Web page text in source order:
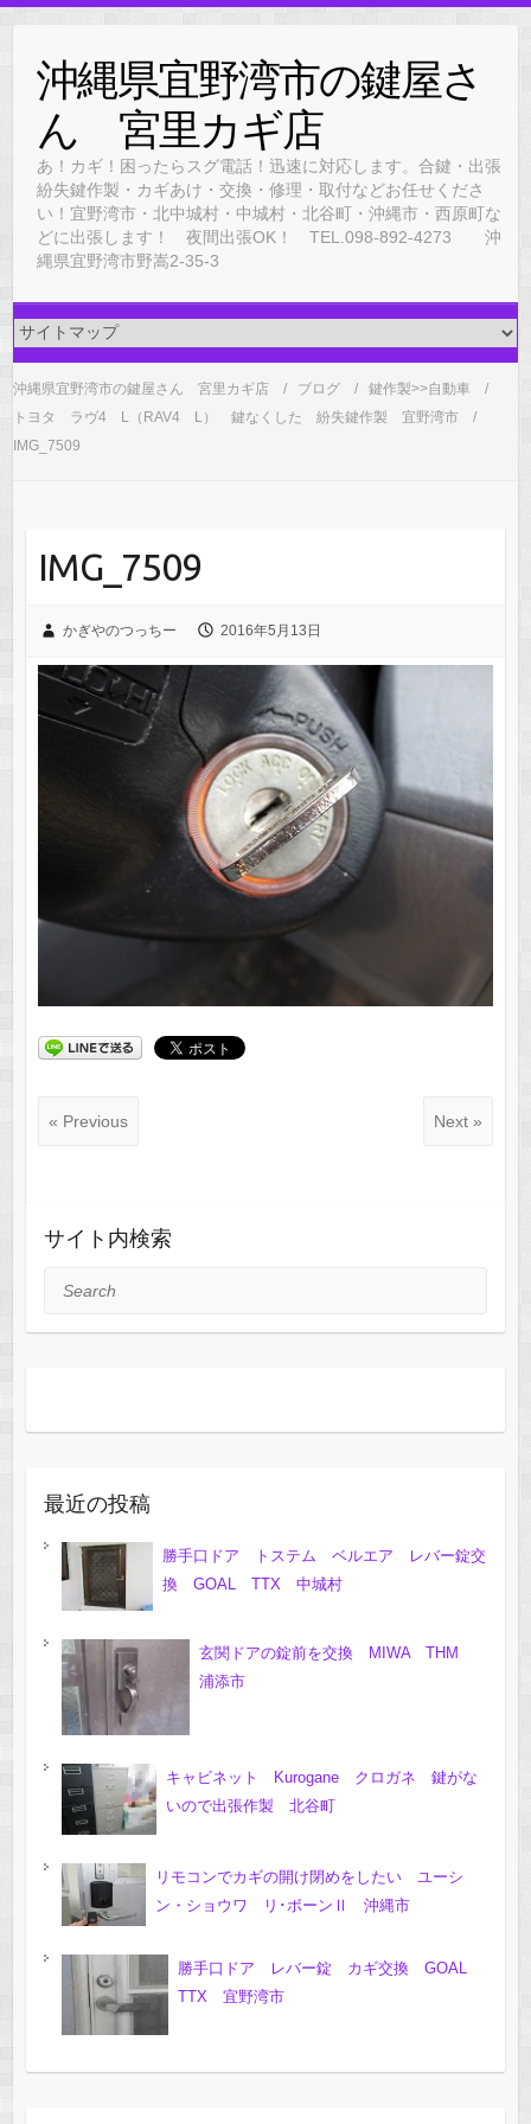
content沖縄県宜野湾市の鍵屋さ
ん 宮里カギ店
あ！カギ！困ったらスグ電話！迅速に対応します。合鍵・出張
紛失鍵作製・カギあけ・交換・修理・取付などお任せくださ
い！宜野湾市・北中城村・中城村・北谷町・沖縄市・西原町な
どに出張します！ 夜間出張OK！ TEL.098-892-4273 沖
縄県宜野湾市野嵩2-35-3
沖縄県宜野湾市の鍵屋さん 宮里カギ店 ブログ
鍵作製>>自動車
トヨタ ラヴ4 L（RAV4 L） 鍵なくした 紛失鍵作製 宜野湾市
IMG_7509
IMG_7509
かぎやのつっちー 2016年5月13日
« Previous Next »
サイト内検索
Search
最近の投稿
勝手口ドア トステム ベルエア レバー錠交
換 GOAL TTX 中城村
玄関ドアの錠前を交換 MIWA THM
浦添市
キャビネット Kurogane クロガネ 鍵がな
いので出張作製 北谷町
リモコンでカギの開け閉めをしたい ユーシ
ン・ショウワ リ･ボーンⅡ 沖縄市
勝手口ドア レバー錠 カギ交換 GOAL
TTX 宜野湾市